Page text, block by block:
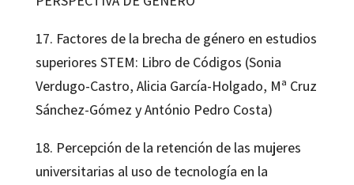
17. Factores de la brecha de género en estudios
superiores STEM: Libro de Códigos (Sonia
Verdugo-Castro, Alicia García-Holgado, Mª Cruz
Sánchez-Gómez y António Pedro Costa)
18. Percepción de la retención de las mujeres
universitarias al uso de tecnología en la